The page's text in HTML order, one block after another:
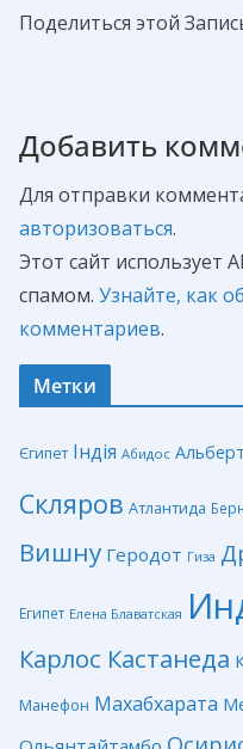
Поделиться этой
Добавить
Для отправки
авторизоваться.
Этот сайт использует
спамом. Узнайте, как
комментариев.
Метки
Єгипет Індія Абидос
Скляров Атлантида
Вишну Геродот Гиза
Египет Елена Блаватская
Карлос Кастанеда
Манефон Махабхарата